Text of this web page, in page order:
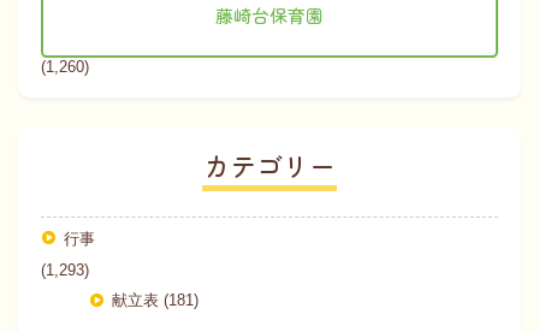
藤崎台保育園
(1,260)
カテゴリー
行事
(1,293)
献立表 (181)